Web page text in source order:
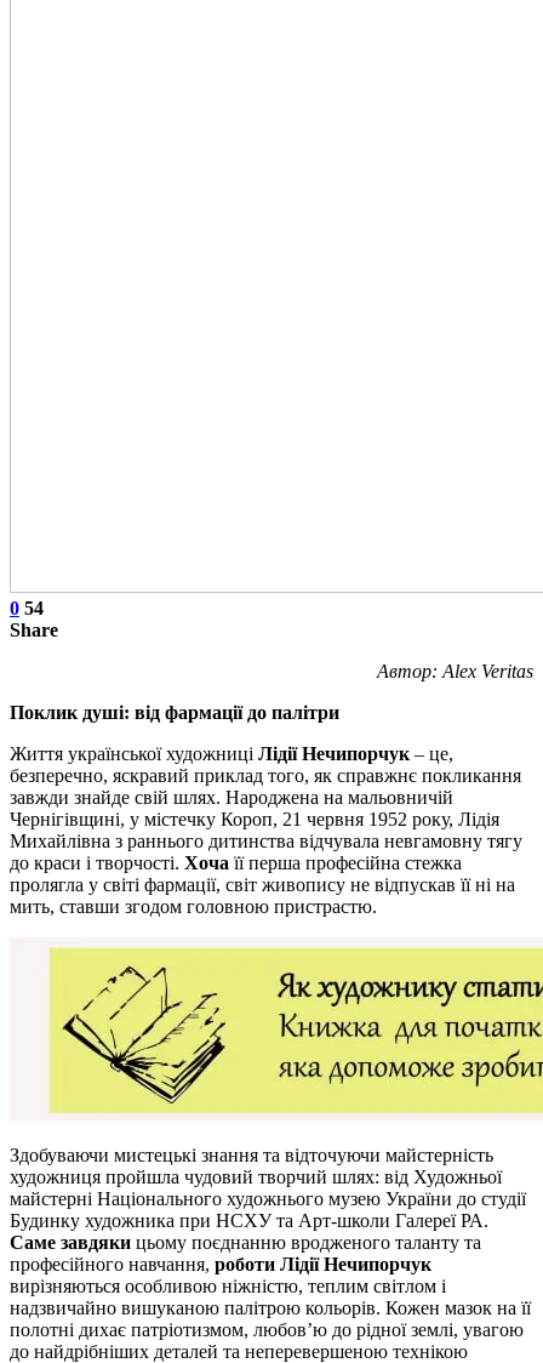
0 54
Share
Автор: Alex Veritas
Поклик душі: від фармації до палітри
Життя української художниці Лідії Нечипорчук – це,
безперечно, яскравий приклад того, як справжнє покликання
завжди знайде свій шлях. Народжена на мальовничій
Чернігівщині, у містечку Короп, 21 червня 1952 року, Лідія
Михайлівна з раннього дитинства відчувала невгамовну тягу
до краси і творчості. Хоча її перша професійна стежка
пролягла у світі фармації, світ живопису не відпускав її ні на
мить, ставши згодом головною пристрастю.
Здобуваючи мистецькі знання та відточуючи майстерність
художниця пройшла чудовий творчий шлях: від Художньої
майстерні Національного художнього музею України до студії
Будинку художника при НСХУ та Арт-школи Галереї РА.
Саме завдяки цьому поєднанню вродженого таланту та
професійного навчання, роботи Лідії Нечипорчук
вирізняються особливою ніжністю, теплим світлом і
надзвичайно вишуканою палітрою кольорів. Кожен мазок на її
полотні дихає патріотизмом, любов’ю до рідної землі, увагою
до найдрібніших деталей та неперевершеною технікою